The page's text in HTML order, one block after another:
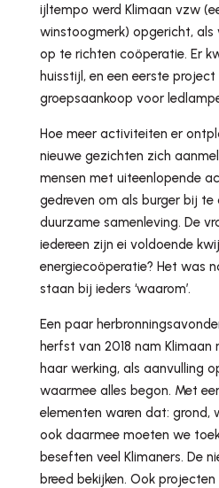
ijltempo werd Klimaan vzw
winstoogmerk) opgericht,
op te richten coöperatie. Er
huisstijl, en een eerste
groepsaankoop voor
Hoe meer activiteiten er
nieuwe gezichten zich
mensen met uiteenlopende
gedreven om als burger bij te
duurzame samenleving. De
iedereen zijn ei voldoende
energiecoöperatie? Het was
staan bij ieders ‘waarom’.
Een paar
herfst van 2018 nam Klimaan
haar werking, als aanvulling
waarmee alles begon. Met
elementen waren dat: grond,
ook daarmee moeten we
beseften veel Klimaners. De
breed bekijken. Ook